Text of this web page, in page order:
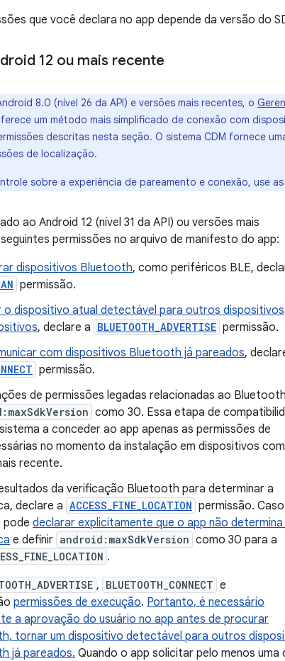
que você declara no app depende da versão do
12 ou mais recente
8.0 (nível 26 da API) e versões mais recentes, o
um método mais simplificado de conexão com
descritas nesta seção. O sistema CDM fornece
de localização.
sobre a experiência de pareamento e conexão, use
ao Android 12 (nível 31 da API) ou versões mais
permissões no arquivo de manifesto do app:
dispositivos Bluetooth, como periféricos BLE,
permissão.
o dispositivo atual detectável para outros dispositivos
, declare a BLUETOOTH_ADVERTISE permissão.
com dispositivos Bluetooth já pareados,
permissão.
de permissões legadas relacionadas ao
como 30. Essa etapa de
a conceder ao app apenas as permissões de
no momento da instalação em dispositivos
recente.
da verificação Bluetooth para determinar a
declare a ACCESS_FINE_LOCATION permissão. Caso
declarar explicitamente que o app não determina
e definir android:maxSdkVersion como 30 para a
.
, BLUETOOTH_CONNECT e
permissões de execução. Portanto, é necessário
a aprovação do usuário no app antes de procurar
tornar um dispositivo detectável para outros
já pareados. Quando o app solicitar pelo menos